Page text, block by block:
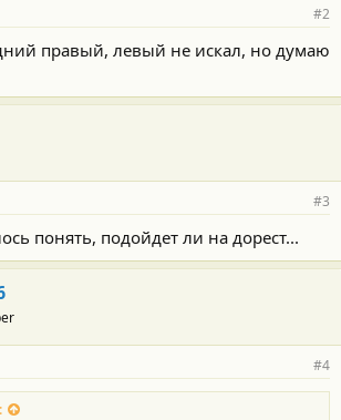
#2
правый, левый не искал, но думаю
#3
понять, подойдет ли на дорест...
#4